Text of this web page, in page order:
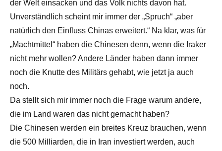
der Welt einsacken und das Volk nichts davon hat.
Unverständlich scheint mir immer der „Spruch“ „aber
natürlich den Einfluss Chinas erweitert.“ Na klar, was für
„Machtmittel“ haben die Chinesen denn, wenn die Iraker
nicht mehr wollen? Andere Länder haben dann immer
noch die Knutte des Militärs gehabt, wie jetzt ja auch
noch.
Da stellt sich mir immer noch die Frage warum andere,
die im Land waren das nicht gemacht haben?
Die Chinesen werden ein breites Kreuz brauchen, wenn
die 500 Milliarden, die in Iran investiert werden, auch